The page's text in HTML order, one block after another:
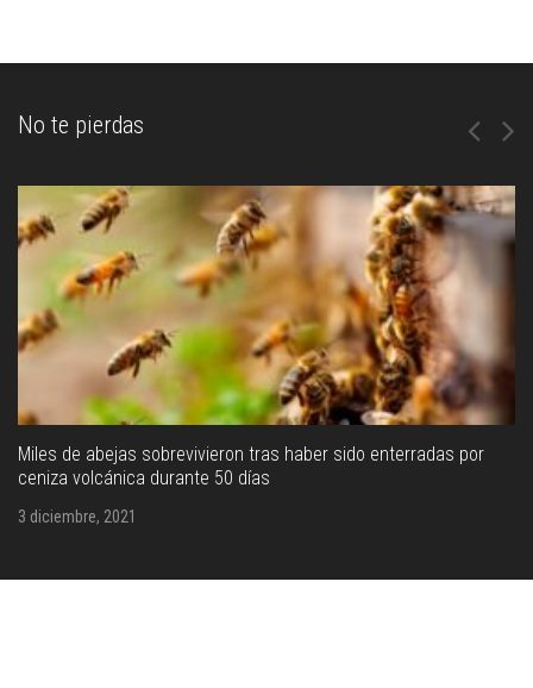
No te pierdas
Miles de abejas sobrevivieron tras haber sido enterradas por
ceniza volcánica durante 50 días
3 diciembre, 2021